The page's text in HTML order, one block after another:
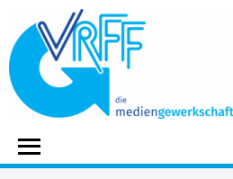
content